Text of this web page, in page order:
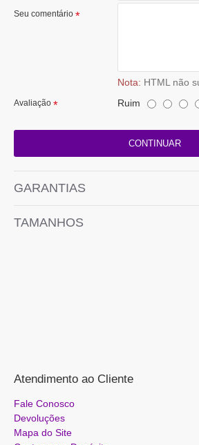
Seu comentário
Nota: HTML não
Avaliação Ruim
CONTINUAR
GARANTIAS
TAMANHOS
Atendimento ao Cliente
Fale Conosco
Devoluções
Mapa do Site